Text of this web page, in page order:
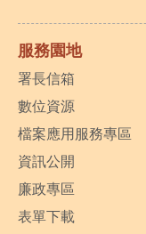
服務園地
署長信箱
數位資源
檔案應用服務專區
資訊公開
廉政專區
表單下載